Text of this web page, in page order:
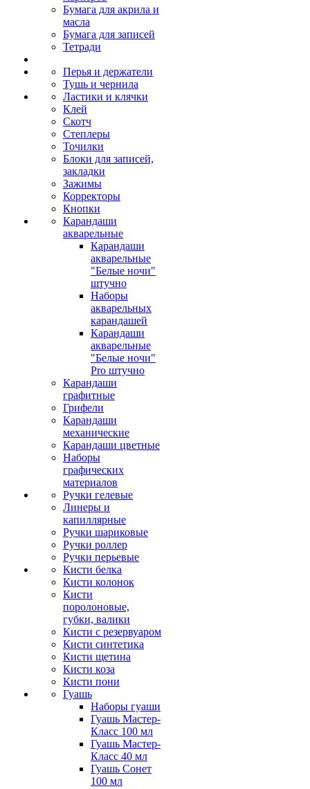
Бумага для акрила и
масла
Бумага для записей
Тетради
Перья и держатели
Тушь и чернила
Ластики и клячки
Клей
Скотч
Степлеры
Точилки
Блоки для записей,
закладки
Зажимы
Корректоры
Кнопки
Карандаши
акварельные
Карандаши
акварельные
"Белые ночи"
штучно
Наборы
акварельных
карандашей
Карандаши
акварельные
"Белые ночи"
Pro штучно
Карандаши
графитные
Грифели
Карандаши
механические
Карандаши цветные
Наборы
графических
материалов
Ручки гелевые
Линеры и
капиллярные
Ручки шариковые
Ручки роллер
Ручки перьевые
Кисти белка
Кисти колонок
Кисти
поролоновые,
губки, валики
Кисти с резервуаром
Кисти синтетика
Кисти щетина
Кисти коза
Кисти пони
Гуашь
Наборы гуаши
Гуашь Мастер-
Класс 100 мл
Гуашь Мастер-
Класс 40 мл
Гуашь Сонет
100 мл